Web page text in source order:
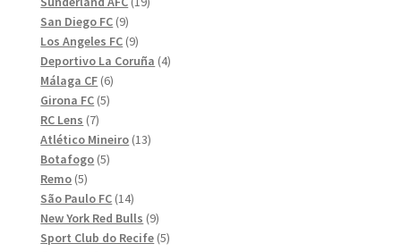
San Diego FC 99
produkter
Los Angeles FC 99
produkter
Deportivo La Coruña 44
Málaga CF 66
Girona FC 55
RC Lens 77
produkter
Atlético Mineiro 1313
Botafogo 55
Remo 55
produkter
São Paulo FC 1414
produkter
New York Red Bulls 99
produkter
Sport Club do Recife 55